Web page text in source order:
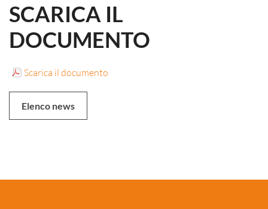
SCARICA IL
DOCUMENTO
Scarica il documento
Elenco news